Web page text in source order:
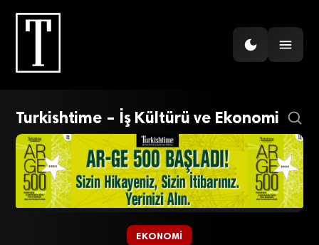
Turkishtime – İş Kültürü ve Ekonomi
EKONOMI